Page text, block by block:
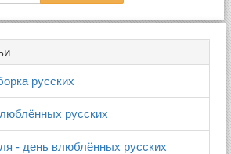
русских
русских
- день влюблённых русских